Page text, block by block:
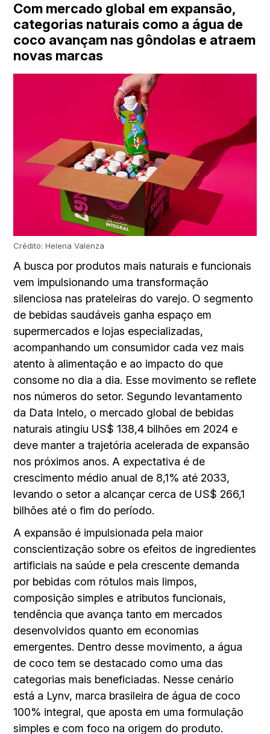
Com mercado global em expansão,
categorias naturais como a água de
coco avançam nas gôndolas e atraem
novas marcas
Crédito: Helena Valenza
A busca por produtos mais naturais e funcionais
vem impulsionando uma transformação
silenciosa nas prateleiras do varejo. O segmento
de bebidas saudáveis ganha espaço em
supermercados e lojas especializadas,
acompanhando um consumidor cada vez mais
atento à alimentação e ao impacto do que
consome no dia a dia. Esse movimento se reflete
nos números do setor. Segundo levantamento
da Data Intelo, o mercado global de bebidas
naturais atingiu US$ 138,4 bilhões em 2024 e
deve manter a trajetória acelerada de expansão
nos próximos anos. A expectativa é de
crescimento médio anual de 8,1% até 2033,
levando o setor a alcançar cerca de US$ 266,1
bilhões até o fim do período.
A expansão é impulsionada pela maior
conscientização sobre os efeitos de ingredientes
artificiais na saúde e pela crescente demanda
por bebidas com rótulos mais limpos,
composição simples e atributos funcionais,
tendência que avança tanto em mercados
desenvolvidos quanto em economias
emergentes. Dentro desse movimento, a água
de coco tem se destacado como uma das
categorias mais beneficiadas. Nesse cenário
está a Lynv, marca brasileira de água de coco
100% integral, que aposta em uma formulação
simples e com foco na origem do produto.